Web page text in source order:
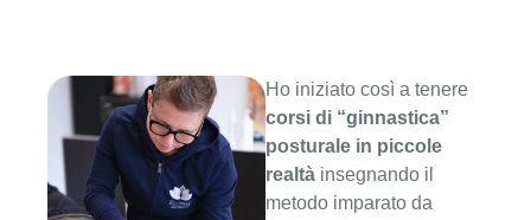
Ho iniziato così a tenere
corsi di “ginnastica”
posturale in piccole
realtà insegnando il
metodo imparato da